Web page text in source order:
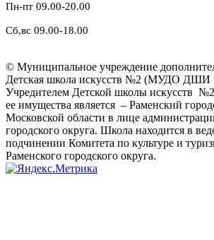
Пн-пт 09.00-20.00
Сб,вс 09.00-18.00
© Муниципальное учреждение
Детская школа искусств №2 (МУДО ДШИ
Учредителем Детской школы искусств
ее имущества является – Раменский
Московской области в лице
городского округа. Школа находится в
подчинении Комитета по культуре и
Раменского городского округа.